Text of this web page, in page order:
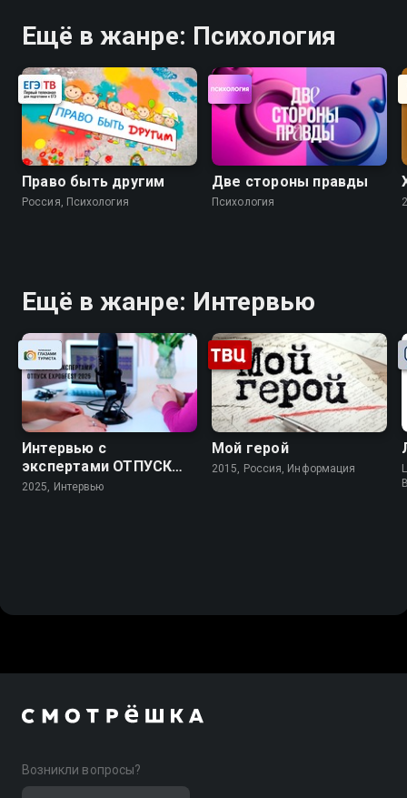
Ещё в жанре: Психология
Право быть другим
Россия, Психология
Две стороны правды
Психология
Ещё в жанре: Интервью
Интервью с
экспертами ОТПУСК
EXPO&FEST 2025
2025, Интервью
Мой герой
2015, Россия, Информация
Возникли вопросы?